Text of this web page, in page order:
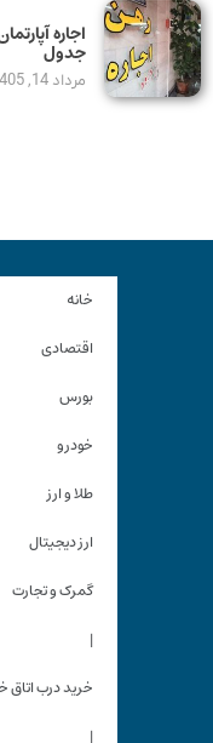
اجاره
جدول
مرداد 14, 1405
خانه
اقتصادی
بورس
خودرو
طلا و ارز
ارز دیجیتال
گمرک و تجارت
|
خرید درب اتاق
|